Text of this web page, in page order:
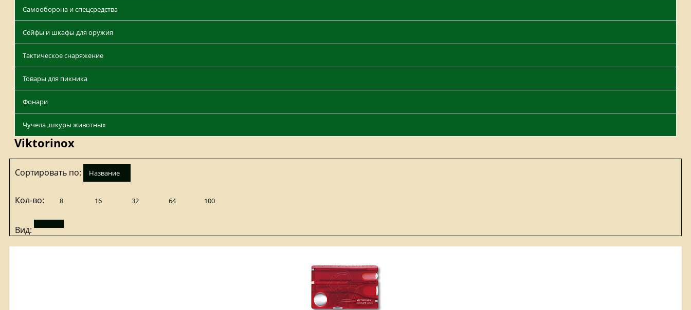
Самооборона и спецсредства
Сейфы и шкафы для оружия
Тактическое снаряжение
Товары для пикника
Фонари
Чучела ,шкуры животных
Viktorinox
Сортировать по: название
Кол-во: 8 16 32 64 100
Вид: